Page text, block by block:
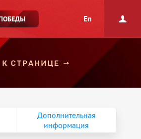
En
Дополнительная
информация